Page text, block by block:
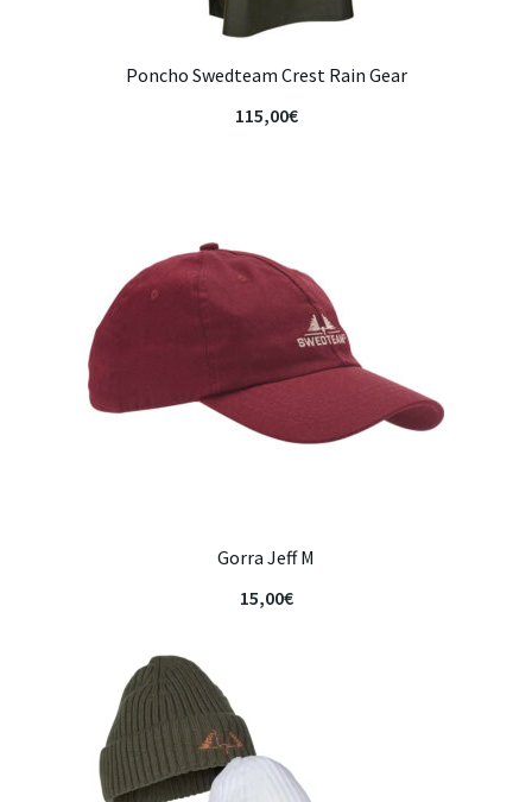
Poncho Swedteam Crest Rain Gear
115,00€
Gorra Jeff M
15,00€